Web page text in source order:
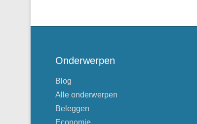
Onderwerpen
Blog
Alle onderwerpen
Beleggen
Economie